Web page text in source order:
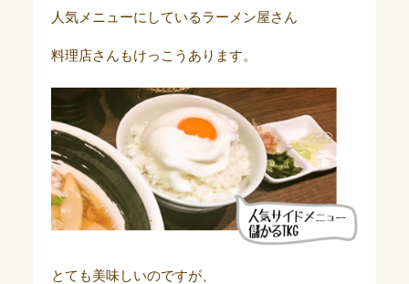
人気メニューにしているラーメン屋さん
料理店さんもけっこうあります。
とても美味しいのですが、